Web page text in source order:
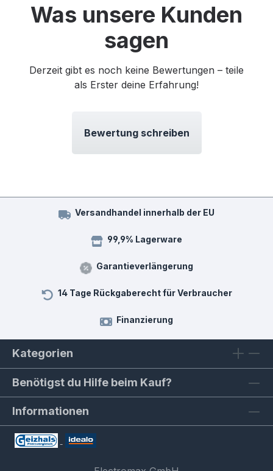
Was unsere Kunden
sagen
Derzeit gibt es noch keine Bewertungen – teile
als Erster deine Erfahrung!
Bewertung schreiben
Versandhandel innerhalb der EU
99,9% Lagerware
Garantieverlängerung
14 Tage Rückgaberecht für Verbraucher
Finanzierung
Kategorien
Benötigst du Hilfe beim Kauf?
Informationen